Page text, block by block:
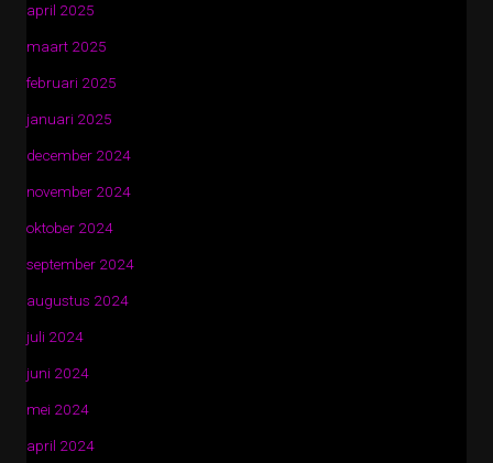
april 2025
maart 2025
februari 2025
januari 2025
december 2024
november 2024
oktober 2024
september 2024
augustus 2024
juli 2024
juni 2024
mei 2024
april 2024